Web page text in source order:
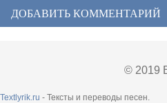
ДОБАВИТЬ КОММЕНТАРИЙ
© 2019
Textlyrik.ru - Тексты и переводы песен.